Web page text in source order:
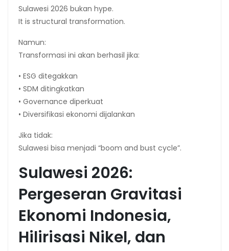
Sulawesi 2026 bukan hype.
It is structural transformation.
Namun:
Transformasi ini akan berhasil jika:
• ESG ditegakkan
• SDM ditingkatkan
• Governance diperkuat
• Diversifikasi ekonomi dijalankan
Jika tidak:
Sulawesi bisa menjadi “boom and bust cycle”.
Sulawesi 2026:
Pergeseran Gravitasi
Ekonomi Indonesia,
Hilirisasi Nikel, dan